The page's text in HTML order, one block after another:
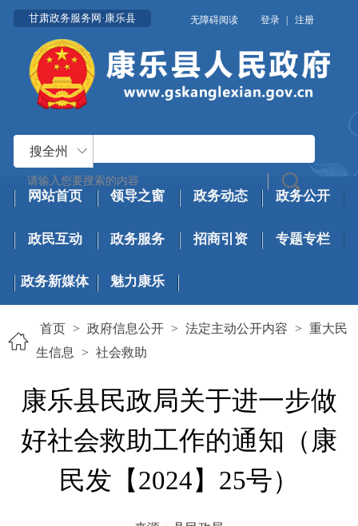
甘肃政务服务网·康乐县 无障碍阅读 登录 | 注册
搜全州
网站首页 领导之窗 政务动态 政务公开
政民互动 政务服务 招商引资 专题专栏
政务新媒体 魅力康乐
首页 > 政府信息公开 > 法定主动公开内容 > 重大民
生信息
> 社会救助
康乐县民政局关于进一步做
好社会救助工作的通知（康
民发【2024】25号）